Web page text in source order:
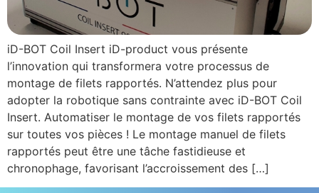
iD-BOT Coil Insert iD-product vous présente
l’innovation qui transformera votre processus de
montage de filets rapportés. N’attendez plus pour
adopter la robotique sans contrainte avec iD-BOT Coil
Insert. Automatiser le montage de vos filets rapportés
sur toutes vos pièces ! Le montage manuel de filets
rapportés peut être une tâche fastidieuse et
chronophage, favorisant l’accroissement des […]